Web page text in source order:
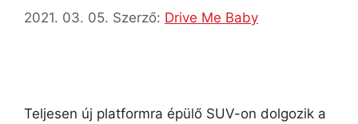
2021. 03. 05. Szerző: Drive Me Baby
Teljesen új platformra épülő SUV-on dolgozik a